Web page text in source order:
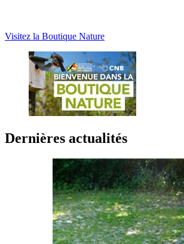
Visitez la Boutique Nature
Dernières actualités